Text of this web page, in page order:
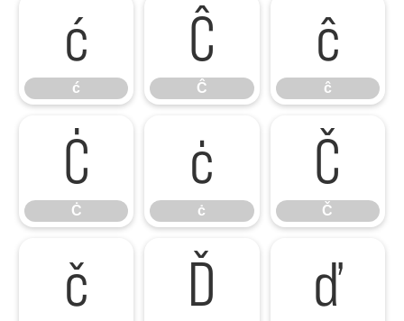
ć
ć
Ĉ
Ĉ
ĉ
ĉ
Ċ
Ċ
ċ
ċ
Č
Č
č Ď ď